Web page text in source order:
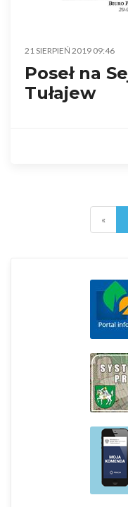
21 SIERPIEŃ 2019 09:46
Poseł na
Tułajew
«